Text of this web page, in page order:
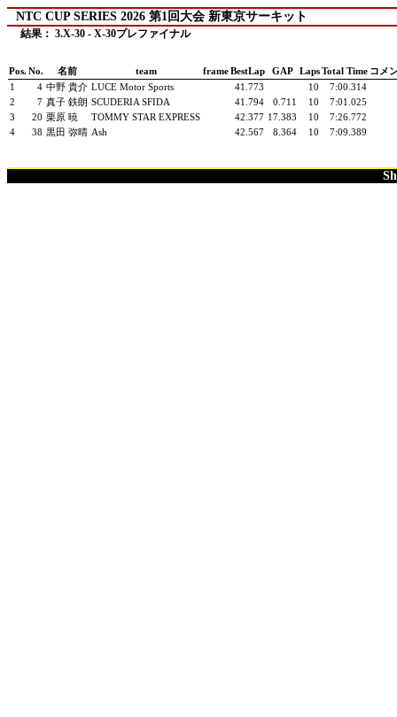
NTC CUP SERIES 2026 第1回大会 新東京サーキット
結果： 3.X-30 - X-30プレファイナル
Pos.No. 名前 team frameBestLap GAP LapsTotal Time コメ
1
4 中野 貴介 LUCE Motor Sports 41.773 10
7:00.314
2
7 真子 鉄朗 SCUDERIA SFIDA 41.794 0.711 10
7:01.025
3
20 栗原 暁 TOMMY STAR EXPRESS 42.377 17.383 10
7:26.772
4
38 黒田 弥晴 Ash 42.567 8.364 10 7:09.389